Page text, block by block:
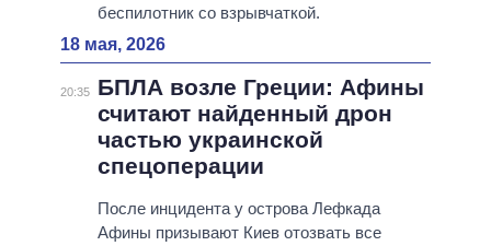
беспилотник со взрывчаткой.
18 мая, 2026
20:35
БПЛА возле Греции: Афины
считают найденный дрон
частью украинской
спецоперации
После инцидента у острова Лефкада
Афины призывают Киев отозвать все